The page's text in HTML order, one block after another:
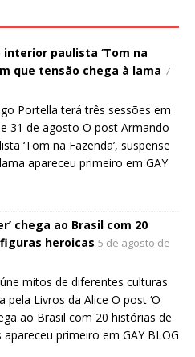
paulista ‘Tom na
que tensão chega à lama 7
Portella terá três sessões em
31 de agosto O post Armando
‘Tom na Fazenda’, suspense
apareceu primeiro em GAY
chega ao Brasil com 20
heroicas 5 de agosto de
mitos de diferentes culturas
Livros da Alice O post ‘O
ao Brasil com 20 histórias de
primeiro em GAY BLOG